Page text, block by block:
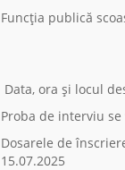
Funcția publică
Data, ora și locul
Proba de interviu
Dosarele de
15.07.2025